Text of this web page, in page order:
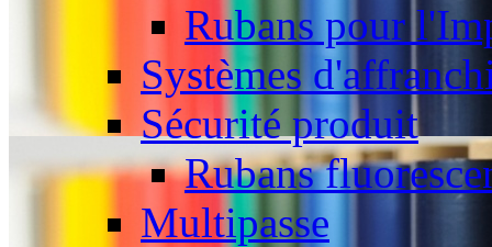
Rubans pour
Systèmes
Sécurité produit
Rubans
Multipasse